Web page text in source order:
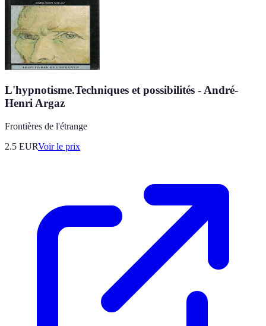
L'hypnotisme.Techniques et possibilités - André-
Henri Argaz
Frontières de l'étrange
2.5 EURVoir le prix